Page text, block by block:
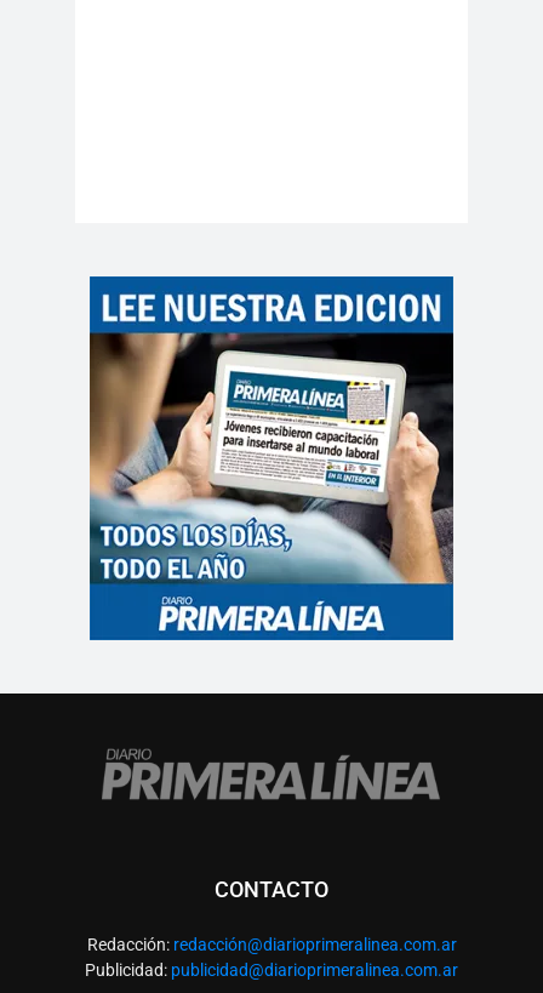
CONTACTO
Redacción: redacción@diarioprimeralinea.com.ar
Publicidad: publicidad@diarioprimeralinea.com.ar